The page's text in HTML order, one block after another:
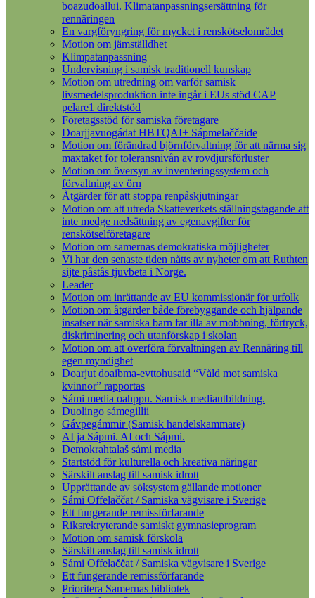
boazudoallui. Klimatanpassningsersättning för
rennäringen
En vargföryngring för mycket i renskötselområdet
Motion om jämställdhet
Klimpatanpassning
Undervisning i samisk traditionell kunskap
Motion om utredning om varför samisk
livsmedelsproduktion inte ingår i EUs stöd CAP
pelare1 direktstöd
Företagsstöd för samiska företagare
Doarjjavuogádat HBTQAI+ Sápmelaččaide
Motion om förändrad björnförvaltning för att närma sig
maxtaket för toleransnivån av rovdjursförluster
Motion om översyn av inventeringssystem och
förvaltning av örn
Åtgärder för att stoppa renpåskjutningar
Motion om att utreda Skatteverkets ställningstagande att
inte medge nedsättning av egenavgifter för
renskötselföretagare
Motion om samernas demokratiska möjligheter
Vi har den senaste tiden nåtts av nyheter om att Ruthten
sijte påstås tjuvbeta i Norge.
Leader
Motion om inrättande av EU kommissionär för urfolk
Motion om åtgärder både förebyggande och hjälpande
insatser när samiska barn far illa av mobbning, förtryck,
diskriminering och utanförskap i skolan
Motion om att överföra förvaltningen av Rennäring till
egen myndighet
Doarjut doaibma-evttohusaid “Våld mot samiska
kvinnor” rapportas
Sámi media oahppu. Samisk mediautbildning.
Duolingo sámegillii
Gávpegámmir (Samisk handelskammare)
AI ja Sápmi. AI och Sápmi.
Demokrahtalaš sámi media
Startstöd för kulturella och kreativa näringar
Särskilt anslag till samisk idrott
Upprättande av söksystem gällande motioner
Sámi Offelaččat / Samiska vägvisare i Sverige
Ett fungerande remissförfarande
Riksrekryterande samiskt gymnasieprogram
Motion om samisk förskola
Särskilt anslag till samisk idrott
Sámi Offelaččat / Samiska vägvisare i Sverige
Ett fungerande remissförfarande
Prioritera Samernas bibliotek